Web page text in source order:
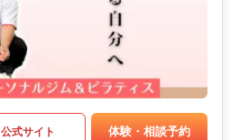
公式サイト 体験・相談予約